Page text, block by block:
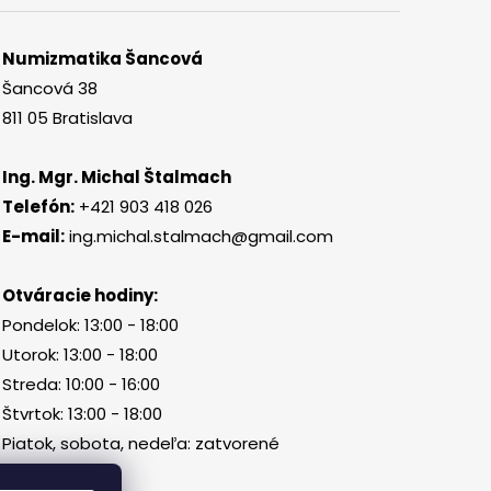
Numizmatika Šancová
Šancová 38
811 05 Bratislava
Ing. Mgr. Michal Štalmach
Telefón: +421 903 418 026
E-mail: ing.michal.stalmach@gmail.com
Otváracie hodiny:
Pondelok: 13:00 - 18:00
Utorok: 13:00 - 18:00
Streda: 10:00 - 16:00
Štvrtok: 13:00 - 18:00
Piatok, sobota, nedeľa: zatvorené